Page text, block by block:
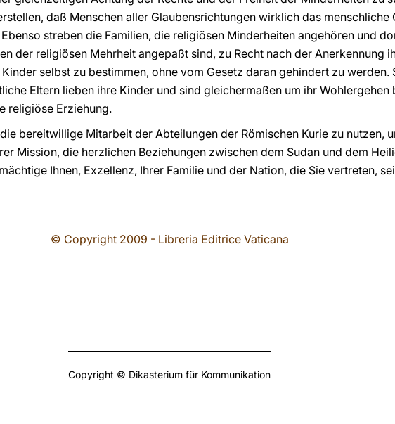
daß Menschen aller Glaubensrichtungen wirklich das menschliche
streben die Familien, die religiösen Minderheiten angehören und
der religiösen Mehrheit angepaßt sind, zu Recht nach der Anerkennung
selbst zu bestimmen, ohne vom Gesetz daran gehindert zu werden.
Eltern lieben ihre Kinder und sind gleichermaßen um ihr Wohlergehen
religiöse Erziehung.
bereitwillige Mitarbeit der Abteilungen der Römischen Kurie zu nutzen,
Mission, die herzlichen Beziehungen zwischen dem Sudan und dem
Ihnen, Exzellenz, Ihrer Familie und der Nation, die Sie vertreten,
© Copyright 2009 - Libreria Editrice Vaticana
Copyright © Dikasterium für Kommunikation